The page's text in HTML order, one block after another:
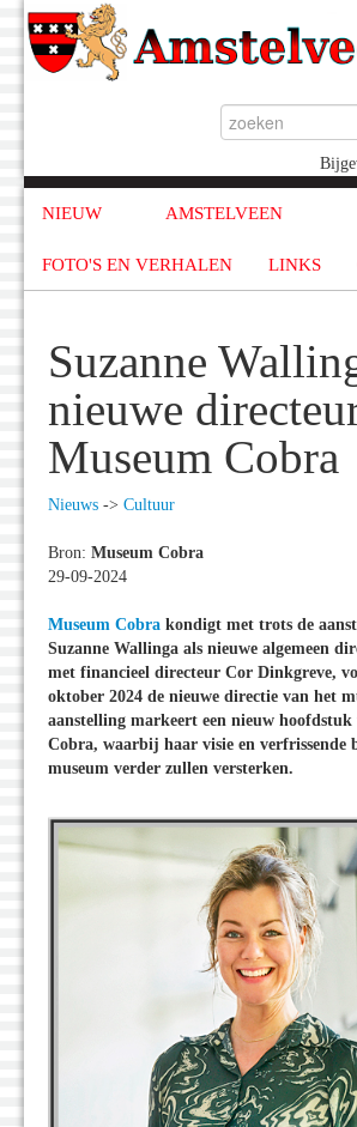
NIEUW AMSTELVEEN
FOTO'S EN VERHALEN LINKS
Suzanne
nieuwe
Museum Cobra
Nieuws -> Cultuur
Bron: Museum Cobra
29-09-2024
Museum Cobra kondigt met trots de
Suzanne Wallinga als nieuwe algemeen
met financieel directeur Cor Dinkgreve,
oktober 2024 de nieuwe directie van het
aanstelling markeert een nieuw
Cobra, waarbij haar visie en verfrissende
museum verder zullen versterken.